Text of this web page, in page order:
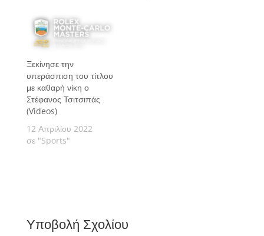
Ξεκίνησε την
υπεράσπιση του τίτλου
με καθαρή νίκη ο
Στέφανος Τσιτσιπάς
(Videos)
12 Απριλίου 2022
σε "Sports"
Υποβολή Σχολίου